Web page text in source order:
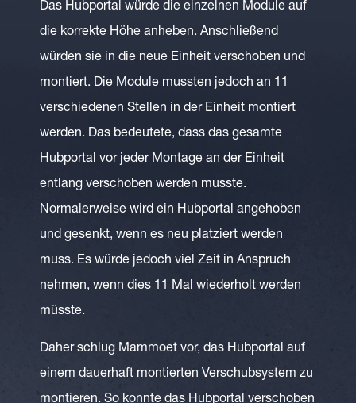
Das Hubportal würde die einzelnen Module auf
die korrekte Höhe anheben. Anschließend
würden sie in die neue Einheit verschoben und
montiert. Die Module mussten jedoch an 11
verschiedenen Stellen in der Einheit montiert
werden. Das bedeutete, dass das gesamte
Hubportal vor jeder Montage an der Einheit
entlang verschoben werden musste.
Normalerweise wird ein Hubportal angehoben
und gesenkt, wenn es neu platziert werden
muss. Es würde jedoch viel Zeit in Anspruch
nehmen, wenn dies 11 Mal wiederholt werden
müsste.
Daher schlug Mammoet vor, das Hubportal auf
einem dauerhaft montierten Verschubsystem zu
montieren. So konnte das Hubportal verschoben